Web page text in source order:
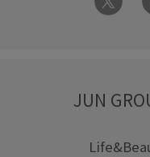
JUN